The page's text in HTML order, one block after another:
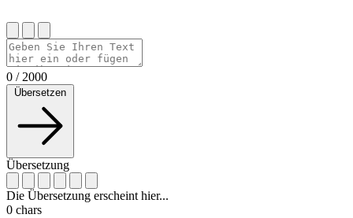
0 / 2000
Übersetzen
Übersetzung
Die Übersetzung erscheint hier...
0 chars